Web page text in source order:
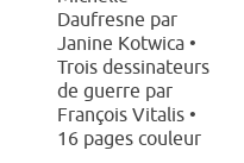
Daufresne par
Janine Kotwica •
Trois dessinateurs
de guerre par
François Vitalis •
16 pages couleur